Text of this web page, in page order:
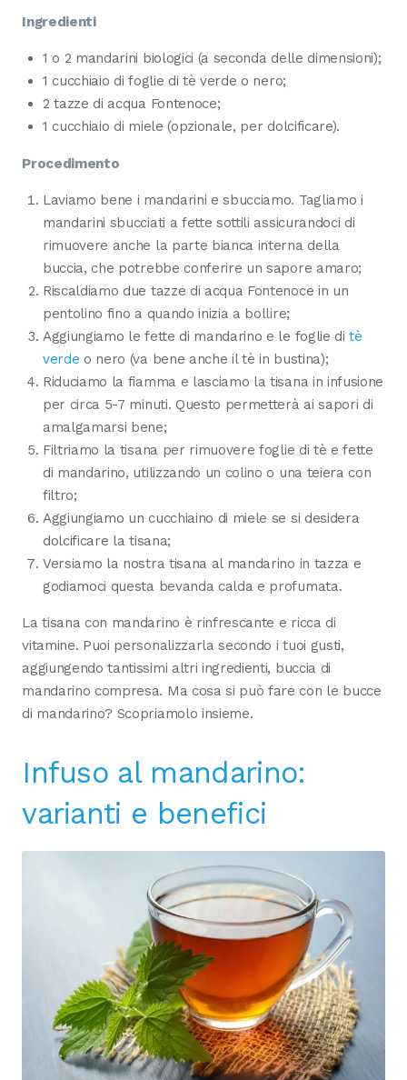
Ingredienti
1 o 2 mandarini biologici (a seconda delle dimensioni);
1 cucchiaio di foglie di tè verde o nero;
2 tazze di acqua Fontenoce;
1 cucchiaio di miele (opzionale, per dolcificare).
Procedimento
Laviamo bene i mandarini e sbucciamo. Tagliamo i
mandarini sbucciati a fette sottili assicurandoci di
rimuovere anche la parte bianca interna della
buccia, che potrebbe conferire un sapore amaro;
Riscaldiamo due tazze di acqua Fontenoce in un
pentolino fino a quando inizia a bollire;
Aggiungiamo le fette di mandarino e le foglie ditè
verde o nero (va bene anche il tè in bustina);
Riduciamo la fiamma e lasciamo la tisana in infusione
per circa 5-7 minuti. Questo permetterà ai sapori di
amalgamarsi bene;
Filtriamo la tisana per rimuovere foglie di tè e fette
di mandarino, utilizzando un colino o una teiera con
filtro;
Aggiungiamo un cucchiaino di miele se si desidera
dolcificare la tisana;
Versiamo la nostra tisana al mandarino in tazza e
godiamoci questa bevanda calda e profumata.
La tisana con mandarino è rinfrescante e ricca di
vitamine. Puoi personalizzarla secondo i tuoi gusti,
aggiungendo tantissimi altri ingredienti, buccia di
mandarino compresa. Ma cosa si può fare con le bucce
di mandarino? Scopriamolo insieme.
Infuso al mandarino:
varianti e benefici